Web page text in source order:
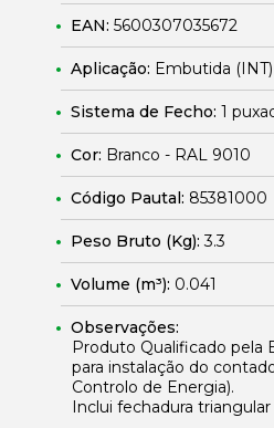
EAN: 5600307035672
Aplicação: Embutida (INT)
Sistema de Fecho: 1
Cor: Branco - RAL 9010
Código Pautal: 85381000
Peso Bruto (Kg):3.3
Volume (m³): 0.041
Observações:
Produto Qualificado pela
para instalação do
Controlo de Energia).
Inclui fechadura